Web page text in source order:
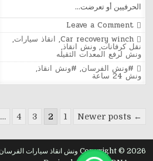
الحرفيين أو تعرضت…
Leave a Comment
خدمة
ونش
احترافية
في
الحرفيين
لجميع
السيارات
Posted
in
Car recovery winch
, انقاذ سيارات,
نقل كرفانات,ونش انقاذ,
ونش لرفع المعدات الثقيله
Tagged
#ونش الفرسان, #ونش انقاذ,
ونش 24 ساعة
Posts
← Newer posts
1
2
3
4
…
Copyright © 2026 ونش انقاذ سيارات الفرسان بالقاهرة |01282505052